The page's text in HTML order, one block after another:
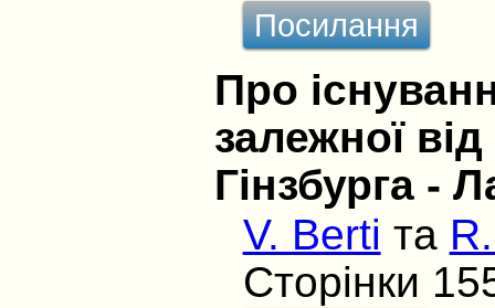
Посилання
Про
залежної
Гінзбурга -
V. Berti та
Сторінки